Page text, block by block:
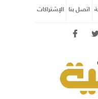
اتصل بنا الإشتراكات